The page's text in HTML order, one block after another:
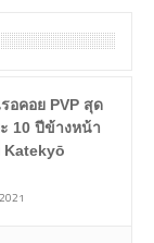
อคอย PVP สุด
10 ปีข้างหน้า
Katekyō